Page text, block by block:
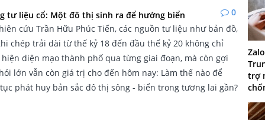
0
tư liệu cổ: Một đô thị sinh ra để hướng biển
cứu Trần Hữu Phúc Tiến, các nguồn tư liệu như bản đồ,
chép trải dài từ thế kỷ 18 đến đầu thế kỷ 20 không chỉ
diện mạo thành phố qua từng giai đoạn, mà còn gợi
lớn vẫn còn giá trị cho đến hôm nay: Làm thế nào để
phát huy bản sắc đô thị sông - biển trong tương lai gần?
trợ